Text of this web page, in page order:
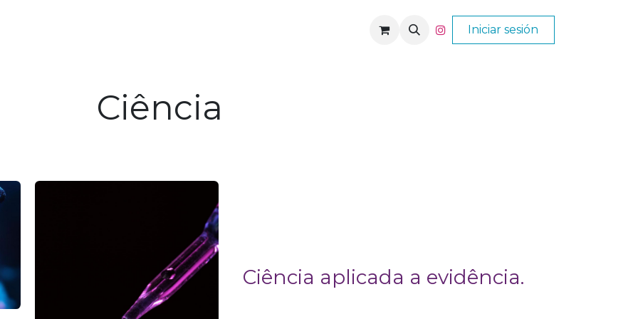
Ajuda Iniciar sesión
Ciência
Ciência aplicada a evidência.